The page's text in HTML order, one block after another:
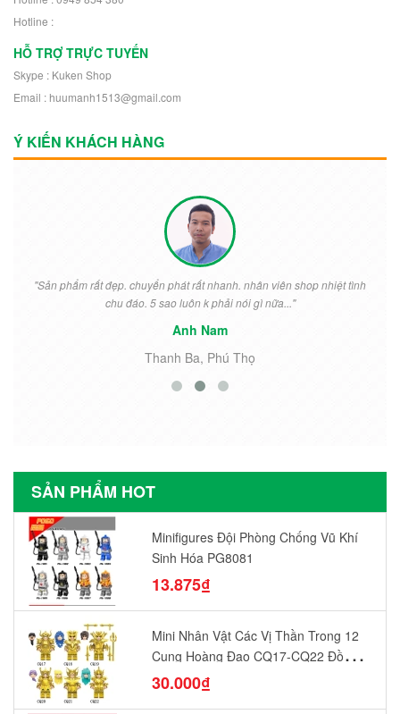
Hotline :
HỖ TRỢ TRỰC TUYẾN
Skype : Kuken Shop
Email : huumanh1513@gmail.com
Ý KIẾN KHÁCH HÀNG
"Sản phẩm rất đẹp. chuyển phát rất nhanh. nhân viên shop nhiệt tình
chu đáo. 5 sao luôn k phải nói gì nữa..."
Anh Nam
Thanh Ba, Phú Thọ
SẢN PHẨM HOT
Minifigures Đội Phòng Chống Vũ Khí
Sinh Hóa PG8081
13.875₫
Mini Nhân Vật Các Vị Thần Trong 12
Cung Hoàng Đạo CQ17-CQ22 Đồ
Chơi Lắp Ráp Mô Hình Yêu Thích
30.000₫